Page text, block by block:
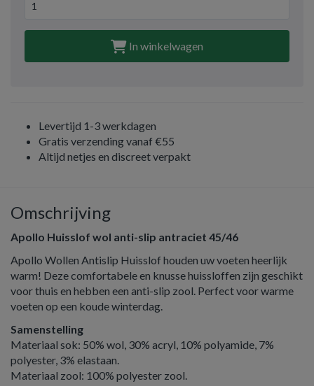
In winkelwagen
Levertijd 1-3 werkdagen
Gratis verzending vanaf €55
Altijd netjes en discreet verpakt
Omschrijving
Apollo Huisslof wol anti-slip antraciet 45/46
Apollo Wollen Antislip Huisslof houden uw voeten heerlijk
warm! Deze comfortabele en knusse huissloffen zijn geschikt
voor thuis en hebben een anti-slip zool. Perfect voor warme
voeten op een koude winterdag.
Samenstelling
Materiaal sok: 50% wol, 30% acryl, 10% polyamide, 7%
polyester, 3% elastaan.
Materiaal zool: 100% polyester zool.